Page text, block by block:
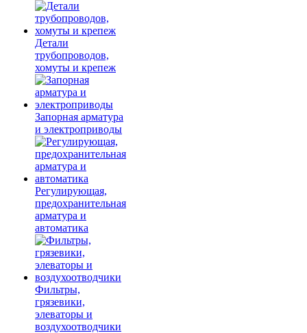
Детали
трубопроводов,
хомуты и крепеж
Запорная арматура
и электроприводы
Регулирующая,
предохранительная
арматура и
автоматика
Фильтры,
грязевики,
элеваторы и
воздухоотводчики